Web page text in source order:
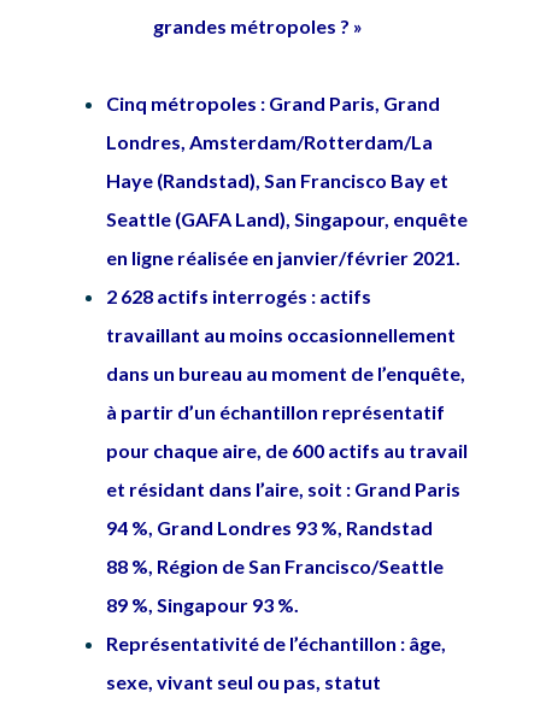
grandes métropoles ? »
Cinq métropoles : Grand Paris, Grand
Londres, Amsterdam/Rotterdam/La
Haye (Randstad), San Francisco Bay et
Seattle (GAFA Land), Singapour, enquête
en ligne réalisée en janvier/février 2021.
2 628 actifs interrogés : actifs
travaillant au moins occasionnellement
dans un bureau au moment de l’enquête,
à partir d’un échantillon représentatif
pour chaque aire, de 600 actifs au travail
et résidant dans l’aire, soit : Grand Paris
94 %, Grand Londres 93 %, Randstad
88 %, Région de San Francisco/Seattle
89 %, Singapour 93 %.
Représentativité de l’échantillon : âge,
sexe, vivant seul ou pas, statut